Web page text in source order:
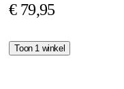
€ 79,95
Toon 1 winkel